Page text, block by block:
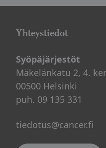
Yhteystiedot
Syöpäjärjestöt
Mäkelänkatu 2, 4.
00500 Helsinki
puh. 09 135 331
tiedotus@cancer.fi